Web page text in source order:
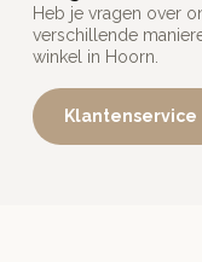
Heb je vragen over
verschillende
winkel in Hoorn.
Klantenservice